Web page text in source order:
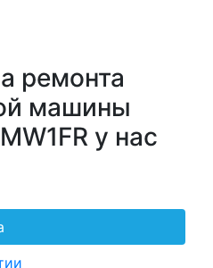
ремонта
машины
у нас